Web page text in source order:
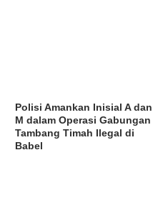
Polisi Amankan Inisial A dan
M dalam Operasi Gabungan
Tambang Timah Ilegal di
Babel